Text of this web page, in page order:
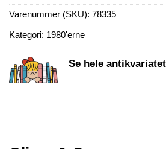
Varenummer (SKU): 78335
Kategori: 1980'erne
Se hele